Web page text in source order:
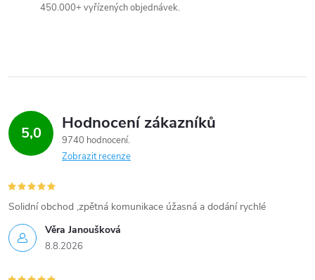
450.000+ vyřízených objednávek.
5,0 Hodnocení zákazníků
9740 hodnocení
Zobrazit recenze
Věra Janoušková
8.8.2026
Solidní obchod ,zpětná komunikace úžasná a dodání rychlé